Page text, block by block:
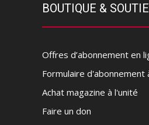
BOUTIQUE &
Offres d’abonnement en
Formulaire d'abonnement
Achat magazine à l'unité
Faire un don